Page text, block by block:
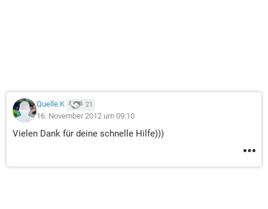
Quelle.K 21
16. November 2012 um 09:10
Vielen Dank für deine schnelle Hilfe)))